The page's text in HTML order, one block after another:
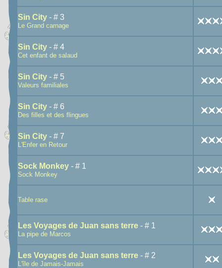
Sin City - # 3
Le Grand carnage
Sin City - # 4
Cet enfant de salaud
Sin City - # 5
Valeurs familiales
Sin City - # 6
Des filles et des flingues
Sin City - # 7
L'Enfer en Retour
Sock Monkey - # 1
Sock Monkey
Table rase
Les Voyages de Juan sans terre - # 1
La pipe de Marcos
Les Voyages de Juan sans terre - # 2
L'île de Jamais-Jamais